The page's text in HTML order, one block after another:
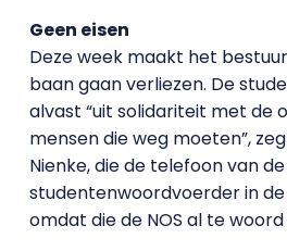
Geen eisen
Deze week maakt het
baan gaan verliezen. De
alvast “uit solidariteit met de
mensen die weg moeten”,
Nienke, die de telefoon van
studentenwoordvoerder in
omdat die de NOS al te